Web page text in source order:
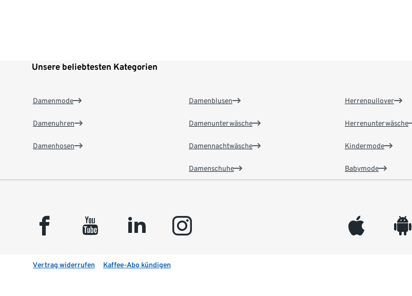
Unsere beliebtesten Kategorien
Damenmode
Damenuhren
Damenhosen
Damenblusen
Damenunterwäsche
Damennachtwäsche
Damenschuhe
Herrenpullover
Herrenunterwäsche
Kindermode
Babymode
facebook youtube linkedin instagram appleinc android
Vertrag widerrufen Kaffee-Abo kündigen